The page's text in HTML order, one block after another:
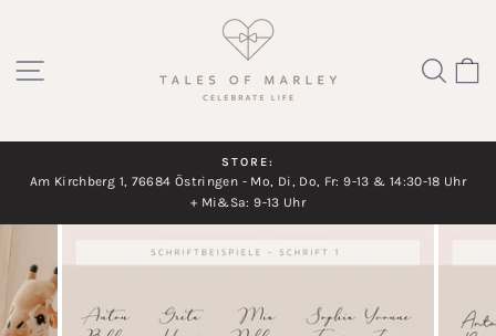
Inhalt
SEITENNAVIGATION
Diashow
STORE:
Am Kirchberg 1, 76684 Östringen - Mo, Di, Do, Fr: 9-13 & 14:30-18 Uhr
+ Mi&Sa: 9-13 Uhr